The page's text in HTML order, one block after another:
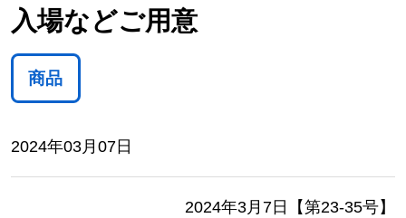
入場などご用意
商品
2024年03月07日
2024年3月7日【第23-35号】